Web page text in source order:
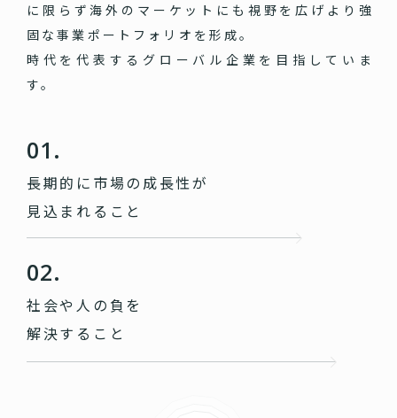
に限らず海外のマーケットにも視野を広げより強
固な事業ポートフォリオを形成。
時代を代表するグローバル企業を目指していま
す。
01.
長期的に市場の成長性が
見込まれること
02.
社会や人の負を
解決すること